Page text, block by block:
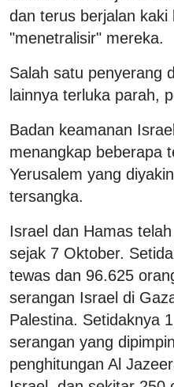
dan terus berjalan kaki
"menetralisir" mereka.
Salah satu penyerang
lainnya terluka parah,
Badan keamanan
menangkap beberapa
Yerusalem yang
tersangka.
Israel dan Hamas
sejak 7 Oktober.
tewas dan 96.625
serangan Israel di
Palestina. Setidaknya
serangan yang
penghitungan Al